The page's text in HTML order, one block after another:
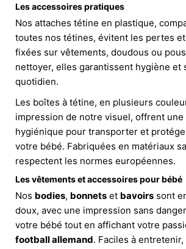
Les accessoires pratiques
Nos attaches tétine en plastique,
toutes nos tétines, évitent les pertes
fixées sur vêtements, doudous ou
nettoyer, elles garantissent hygiène et
quotidien.
Les boîtes à tétine, en plusieurs
impression de notre visuel, offrent une
hygiénique pour transporter et
votre bébé. Fabriquées en matériaux
respectent les normes européennes.
Les vêtements et accessoires pour bébé
Nos bodies, bonnets et bavoirs sont
doux, avec une impression sans
votre bébé tout en affichant votre
football allemand. Faciles à